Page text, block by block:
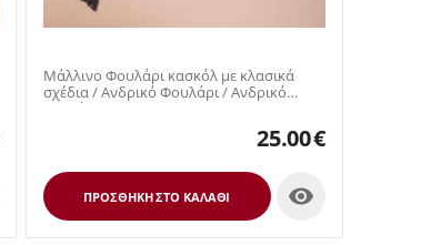
Μάλλινο Φουλάρι κασκόλ με κλασικά
σχέδια / Ανδρικό Φουλάρι / Ανδρικό
κασκόλ
25.00€
ΠΡΟΣΘΉΚΗ ΣΤΟ ΚΑΛΆΘΙ 